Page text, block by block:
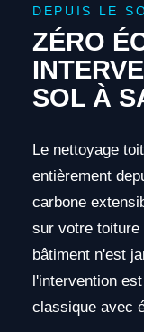
DEPUIS LE
ZÉRO
SOL À
Le nettoyage
entièrement
carbone
sur votre
bâtiment n'est
l'intervention
classique avec